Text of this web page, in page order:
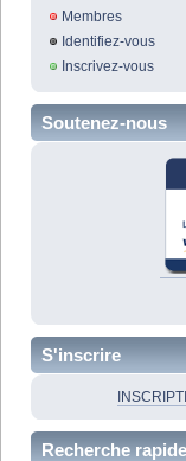
Membres
Identifiez-vous
Inscrivez-vous
Soutenez-nous
S'inscrire
Recherche rapide